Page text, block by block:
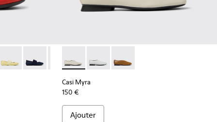
en cuir rouge Pour femme.
268
- 21595-265 - Ballerines en cuir nubuck marron Pour
Right Nina - 21595-260
Right Nina - 21595-243 - Ballerines en cuir nubuck bleu
Right Nina - 21595-242 - Ballerines en cuir noir
Right Nina - 21595-228
Casi Myra - K201751-006 - Chaussures en
Casi Myra - K201751-010
Casi Myra - K201751-009
Casi Myra
150 €
Ajouter